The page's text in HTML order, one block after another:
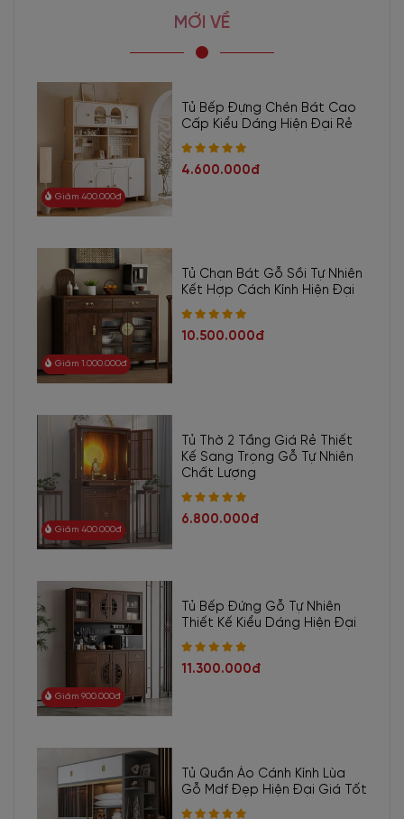
MỚI VỀ
Giảm 400.000đ
Tủ Bếp Đựng Chén Bát Cao
Cấp Kiểu Dáng Hiện Đại Rẻ
4.600.000đ
Giảm 1.000.000đ
Tủ Chạn Bát Gỗ Sồi Tự Nhiên
Kết Hợp Cách Kính Hiện Đại
10.500.000đ
Giảm 400.000đ
Tủ Thờ 2 Tầng Giá Rẻ Thiết
Kế Sang Trọng Gỗ Tự Nhiên
Chất Lượng
6.800.000đ
Giảm 900.000đ
Tủ Bếp Đứng Gỗ Tự Nhiên
Thiết Kế Kiểu Dáng Hiện Đại
11.300.000đ
Tủ Quần Áo Cánh Kính Lùa
Gỗ Mdf Đẹp Hiện Đại Giá Tốt